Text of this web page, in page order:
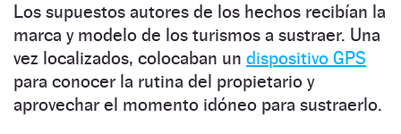
Los supuestos autores de los hechos recibían la
marca y modelo de los turismos a sustraer. Una
vez localizados, colocaban un dispositivo GPS
para conocer la rutina del propietario y
aprovechar el momento idóneo para sustraerlo.